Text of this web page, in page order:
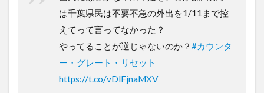
は千葉県民は不要不急の外出を1/11まで控
えてって言ってなかった？
やってることが逆じゃないのか？ #カウンタ
ー・グレート・リセット
https://t.co/vDlFjnaMXV